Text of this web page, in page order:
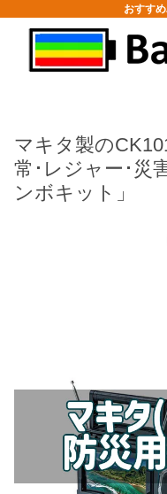
おすす
マキタ製の
常･レジャー･災
ンボキット」